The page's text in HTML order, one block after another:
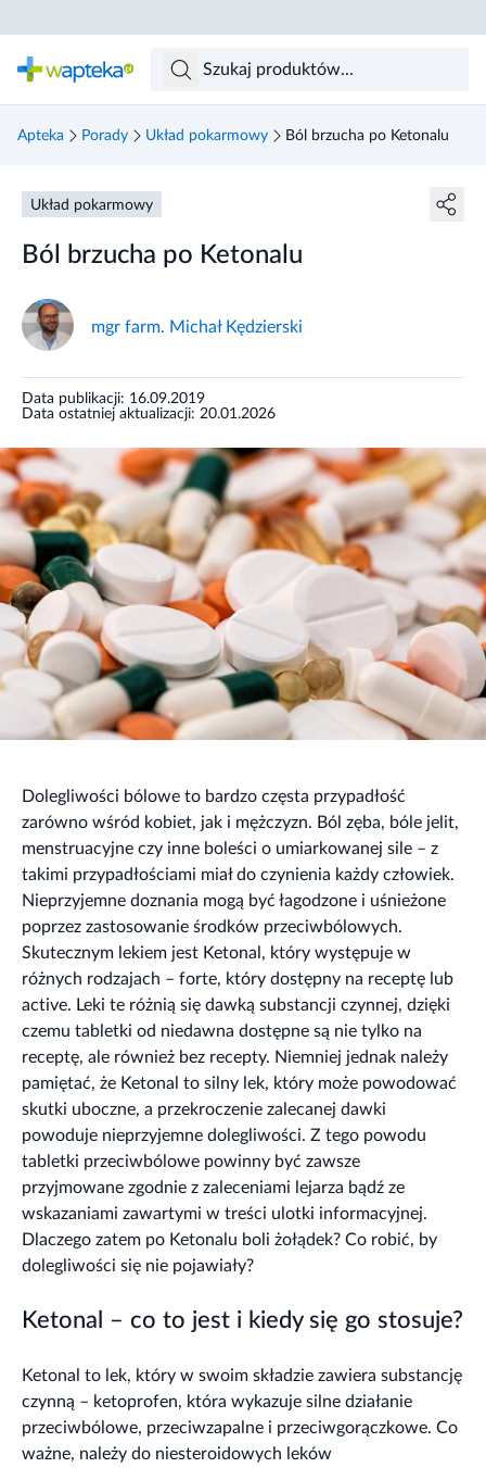
Apteka Porady Układ pokarmowy Ból brzucha po Ketonalu
Układ pokarmowy
Ból brzucha po Ketonalu
mgr farm. Michał Kędzierski
Data publikacji: 16.09.2019
Data ostatniej aktualizacji: 20.01.2026
Dolegliwości bólowe to bardzo częsta przypadłość
zarówno wśród kobiet, jak i mężczyzn. Ból zęba, bóle jelit,
menstruacyjne czy inne boleści o umiarkowanej sile – z
takimi przypadłościami miał do czynienia każdy człowiek.
Nieprzyjemne doznania mogą być łagodzone i uśnieżone
poprzez zastosowanie środków przeciwbólowych.
Skutecznym lekiem jest Ketonal, który występuje w
różnych rodzajach – forte, który dostępny na receptę lub
active. Leki te różnią się dawką substancji czynnej, dzięki
czemu tabletki od niedawna dostępne są nie tylko na
receptę, ale również bez recepty. Niemniej jednak należy
pamiętać, że Ketonal to silny lek, który może powodować
skutki uboczne, a przekroczenie zalecanej dawki
powoduje nieprzyjemne dolegliwości. Z tego powodu
tabletki przeciwbólowe powinny być zawsze
przyjmowane zgodnie z zaleceniami lejarza bądź ze
wskazaniami zawartymi w treści ulotki informacyjnej.
Dlaczego zatem po Ketonalu boli żołądek? Co robić, by
dolegliwości się nie pojawiały?
Ketonal – co to jest i kiedy się go stosuje?
Ketonal to lek, który w swoim składzie zawiera substancję
czynną – ketoprofen, która wykazuje silne działanie
przeciwbólowe, przeciwzapalne i przeciwgorączkowe. Co
ważne, należy do niesteroidowych leków